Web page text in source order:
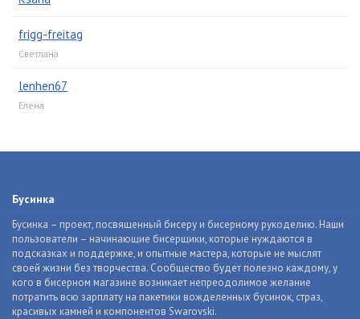
frigg-freitag
Светлана
lenhen67
Елена
Бусинка
Бусинка – проект, посвященный бисеру и бисерному рукоделию. Наши
пользователи – начинающие бисерщики, которые нуждаются в
подсказках и поддержке, и опытные мастера, которые не мыслят
своей жизни без творчества. Сообщество будет полезно каждому, у
кого в бисерном магазине возникает непреодолимое желание
потратить всю зарплату на пакетики вожделенных бусинок, страз,
красивых камней и компонентов Swarovski.